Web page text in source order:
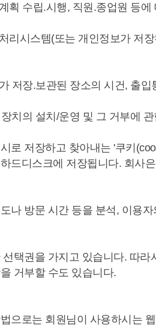
획 수립.시행, 직원.종업원 등에
리시스템(또는 개인정보가 저
저장.보관된 장소의 시건, 출입
치의 설치/운영 및 그 거부에
로 저장하고 찾아내는 '쿠키
드디스크에 저장됩니다. 회사
나 방문 시간 등을 분석, 이용
택권을 가지고 있습니다. 따
거부할 수도 있습니다.
으로는 회원님이 사용하시는